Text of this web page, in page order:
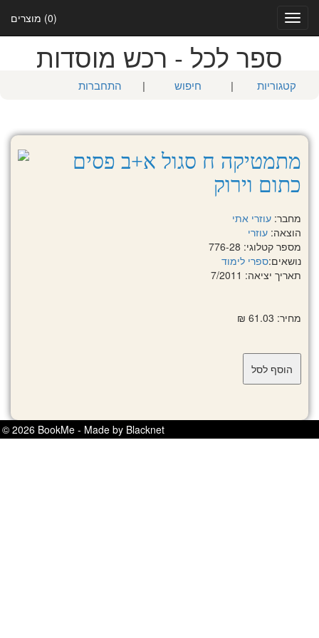
(0) מוצרים
Toggle
navigation
ספר לכל - רכש מוסדות
קטגוריות | חיפוש | התחברות
מתמטיקה ח סגול א+ב פסים
כתום וירוק
מחבר: עוזרי אתי
הוצאה: עוזרי
מספר קטלוגי: 776-28
נושאים:ספרי לימוד
תאריך יציאה: 7/2011
מחיר: 61.03 ₪
© 2026 BookMe - Made by Blacknet